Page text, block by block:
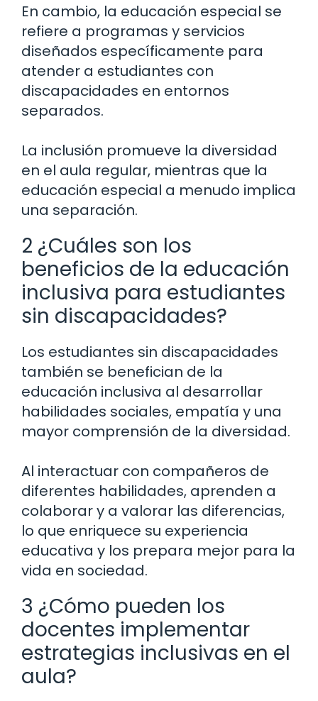
En cambio, la educación especial se
refiere a programas y servicios
diseñados específicamente para
atender a estudiantes con
discapacidades en entornos
separados.
La inclusión promueve la diversidad
en el aula regular, mientras que la
educación especial a menudo implica
una separación.
2 ¿Cuáles son los
beneficios de la educación
inclusiva para estudiantes
sin discapacidades?
Los estudiantes sin discapacidades
también se benefician de la
educación inclusiva al desarrollar
habilidades sociales, empatía y una
mayor comprensión de la diversidad.
Al interactuar con compañeros de
diferentes habilidades, aprenden a
colaborar y a valorar las diferencias,
lo que enriquece su experiencia
educativa y los prepara mejor para la
vida en sociedad.
3 ¿Cómo pueden los
docentes implementar
estrategias inclusivas en el
aula?